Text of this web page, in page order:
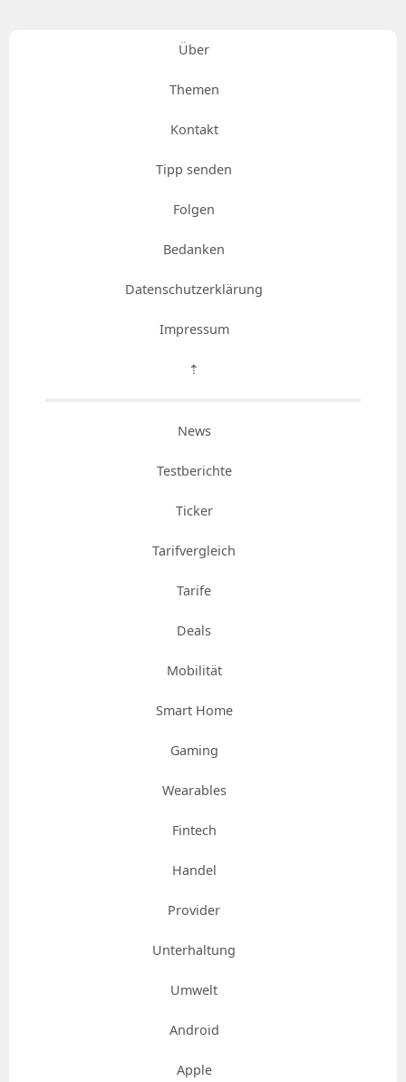
Über
Themen
Kontakt
Tipp senden
Folgen
Bedanken
Datenschutzerklärung
Impressum
⇡
News
Testberichte
Ticker
Tarifvergleich
Tarife
Deals
Mobilität
Smart Home
Gaming
Wearables
Fintech
Handel
Provider
Unterhaltung
Umwelt
Android
Apple